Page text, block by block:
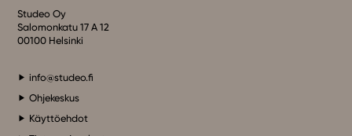
Studeo Oy
Salomonkatu 17 A 12
00100 Helsinki
info@studeo.fi
Ohjekeskus
Käyttöehdot